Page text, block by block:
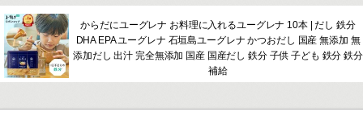
からだにユーグレナ お料理に入れるユーグレナ 10本 | だし 鉄分
DHA EPA ユーグレナ 石垣島ユーグレナ かつおだし 国産 無添加 無
添加だし 出汁 完全無添加 国産 国産だし 鉄分 子供 子ども 鉄分 鉄分
補給